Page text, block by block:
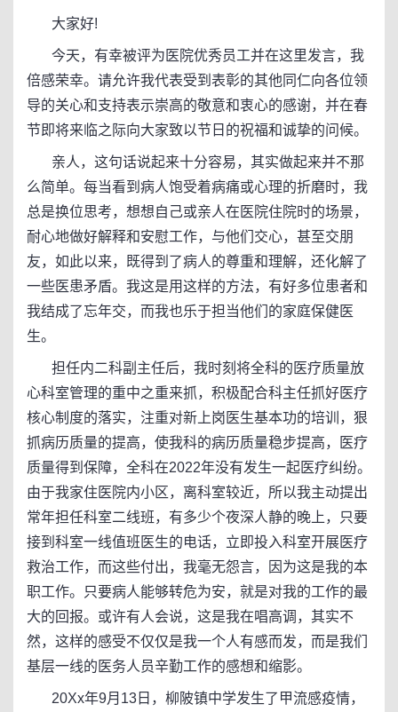
大家好!
今天，有幸被评为医院优秀员工并在这里发言，我
倍感荣幸。请允许我代表受到表彰的其他同仁向各位领
导的关心和支持表示崇高的敬意和衷心的感谢，并在春
节即将来临之际向大家致以节日的祝福和诚挚的问候。
亲人，这句话说起来十分容易，其实做起来并不那
么简单。每当看到病人饱受着病痛或心理的折磨时，我
总是换位思考，想想自己或亲人在医院住院时的场景，
耐心地做好解释和安慰工作，与他们交心，甚至交朋
友，如此以来，既得到了病人的尊重和理解，还化解了
一些医患矛盾。我这是用这样的方法，有好多位患者和
我结成了忘年交，而我也乐于担当他们的家庭保健医
生。
担任内二科副主任后，我时刻将全科的医疗质量放
心科室管理的重中之重来抓，积极配合科主任抓好医疗
核心制度的落实，注重对新上岗医生基本功的培训，狠
抓病历质量的提高，使我科的病历质量稳步提高，医疗
质量得到保障，全科在2022年没有发生一起医疗纠纷。
由于我家住医院内小区，离科室较近，所以我主动提出
常年担任科室二线班，有多少个夜深人静的晚上，只要
接到科室一线值班医生的电话，立即投入科室开展医疗
救治工作，而这些付出，我毫无怨言，因为这是我的本
职工作。只要病人能够转危为安，就是对我的工作的最
大的回报。或许有人会说，这是我在唱高调，其实不
然，这样的感受不仅仅是我一个人有感而发，而是我们
基层一线的医务人员辛勤工作的感想和缩影。
20Xx年9月13日，柳陂镇中学发生了甲流感疫情，